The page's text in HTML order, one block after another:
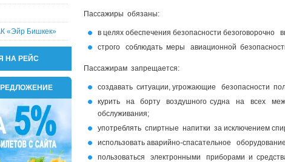
«Эйр Бишкек»
НА РЕЙС
Пассажиры обязаны:
в целях обеспечения безопасности
строго соблюдать меры авиационной
Пассажирам запрещается:
создавать ситуации, угрожающие безопасности
курить на борту воздушного судна на всех
обслуживания;
употреблять спиртные напитки за исключением
использовать аварийно-спасательное
пользоваться электронными приборами и